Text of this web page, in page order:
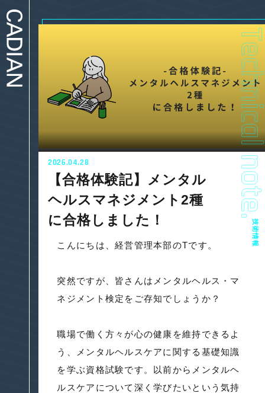
2026.04.28
【合格体験記】メンタル
ヘルスマネジメント2種
に合格しました！
技術情報
こんにちは、経営管理本部のTです。
突然ですが、皆さんはメンタルヘルス・マ
ネジメント検定をご存知でしょうか？
職場で働く方々が心の健康を維持できるよ
う、メンタルヘルスケアに関する基礎知識
を学ぶ資格試験です。以前からメンタルヘ
ルスケアについて深く学びたいという気持